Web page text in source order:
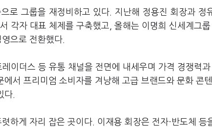
로 그룹을 재정비하고 있다. 지난해 정용진 회장과 정
각자 대표 체제를 구축했고, 올해는 이명희 신세계그
으로 전환했다.
레이더스 등 유통 채널을 전면에 내세우며 가격 경쟁력
서 프리미엄 소비자를 겨냥해 고급 브랜드와 문화 콘
다.
하게 자리 잡은 곳이다. 이재용 회장은 전자·반도체 등